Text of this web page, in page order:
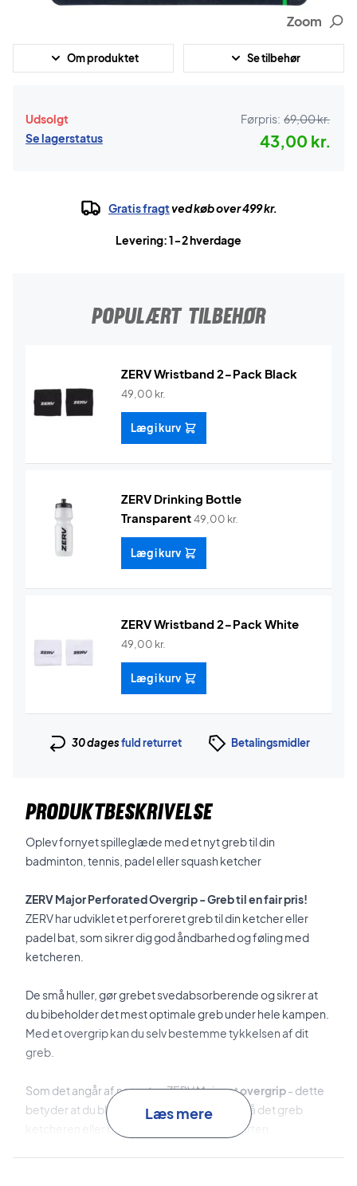
Zoom
Om produktet Se tilbehør
Udsolgt
Se lagerstatus
Førpris: 69,00 kr.
43,00 kr.
Gratis fragtved køb over 499 kr.
Levering: 1-2 hverdage
POPULÆRT TILBEHØR
ZERV Wristband 2-Pack Black
49,00 kr.
Læg i kurv
ZERV Drinking Bottle
Transparent49,00 kr.
Læg i kurv
ZERV Wristband 2-Pack White
49,00 kr.
Læg i kurv
30 dagesfuld returret Betalingsmidler
PRODUKTBESKRIVELSE
Oplev fornyet spilleglæde med et nyt greb til din
badminton, tennis, padel eller squash ketcher
ZERV Major Perforated Overgrip - Greb til en fair pris!
ZERV har udviklet et perforeret greb til din ketcher eller
padel bat, som sikrer dig god åndbarhed og føling med
ketcheren.
De små huller, gør grebet svedabsorberende og sikrer at
du bibeholder det mest optimale greb under hele kampen.
Med et overgrip kan du selv bestemme tykkelsen af dit
greb.
Som det angår af navnet er ZERV Major etovergrip- dette
betyder at du blot sætter grebet på, uden på det greb
ketcheren eller battet kommer med fra starten.
Læs mere